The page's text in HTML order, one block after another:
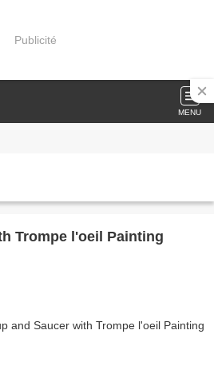
Publicité
MENU
Trompe l'oeil Painting